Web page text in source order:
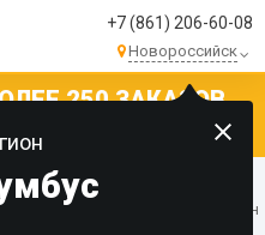
+7 (861) 206-60-08
Новороссийск
250 ЗАКАЗОВ
ДЕНЬ!
Мелки Машенька